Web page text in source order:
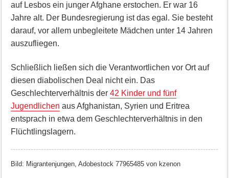
auf Lesbos ein junger Afghane erstochen. Er war 16
Jahre alt. Der Bundesregierung ist das egal. Sie besteht
darauf, vor allem unbegleitete Mädchen unter 14 Jahren
auszufliegen.
Schließlich ließen sich die Verantwortlichen vor Ort auf
diesen diabolischen Deal nicht ein. Das
Geschlechterverhältnis der 42 Kinder und fünf
Jugendlichen aus Afghanistan, Syrien und Eritrea
entsprach in etwa dem Geschlechterverhältnis in den
Flüchtlingslagern.
Bild: Migrantenjungen, Adobestock 77965485 von kzenon